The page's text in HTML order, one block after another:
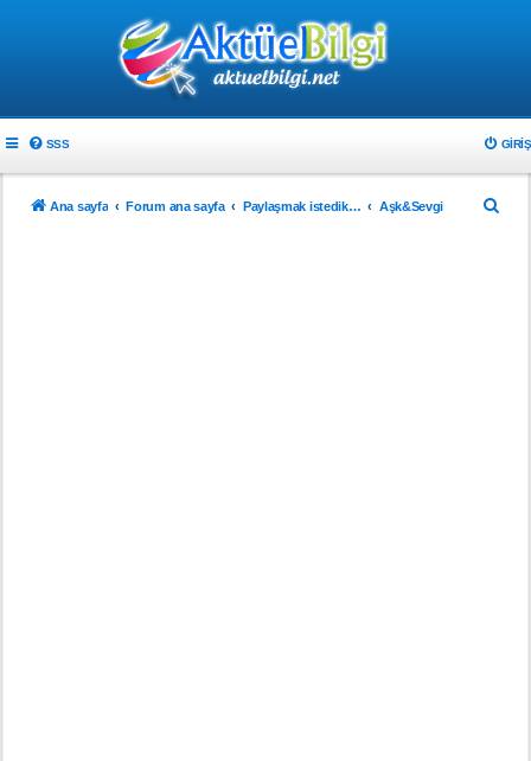
SSS GIRIŞ
Ana sayfa Forum ana sayfa Paylaşmak istedikleriniz Aşk&Sevgi